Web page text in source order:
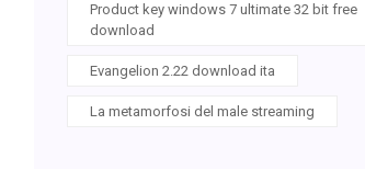
Product key windows 7 ultimate 32 bit free
download
Evangelion 2.22 download ita
La metamorfosi del male streaming